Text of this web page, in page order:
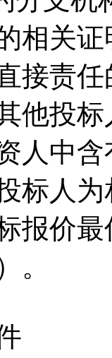
相关
接责
他投
人中
标人
报价
。